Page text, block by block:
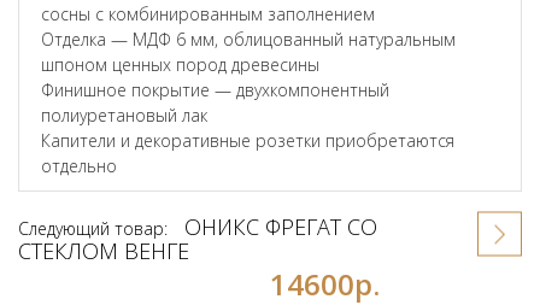
сосны с комбинированным заполнением
Отделка — МДФ 6 мм, облицованный натуральным
шпоном ценных пород древесины
Финишное покрытие — двухкомпонентный
полиуретановый лак
Капители и декоративные розетки приобретаются
отдельно
Следующий товар:
ОНИКС ФРЕГАТ СО
СТЕКЛОМ ВЕНГЕ
14600р.